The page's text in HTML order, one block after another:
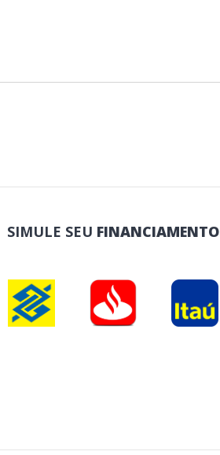
SIMULE SEU FINANCIAMENTO